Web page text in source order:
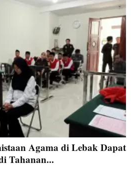
Agama di Lebak Dapat
Tahanan...